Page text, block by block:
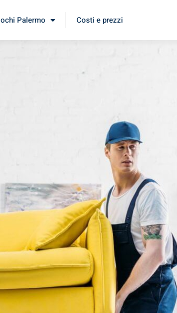
Palermo Costi e prezzi